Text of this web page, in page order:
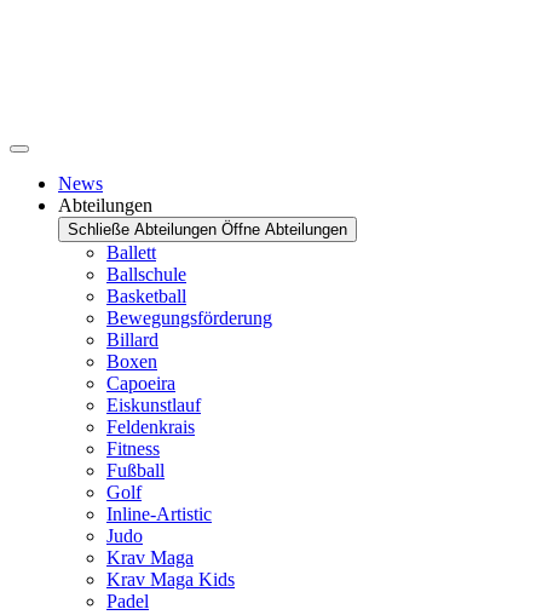
News
Abteilungen
Schließe Abteilungen Öffne Abteilungen
Ballett
Ballschule
Basketball
Bewegungsförderung
Billard
Boxen
Capoeira
Eiskunstlauf
Feldenkrais
Fitness
Fußball
Golf
Inline-Artistic
Judo
Krav Maga
Krav Maga Kids
Padel